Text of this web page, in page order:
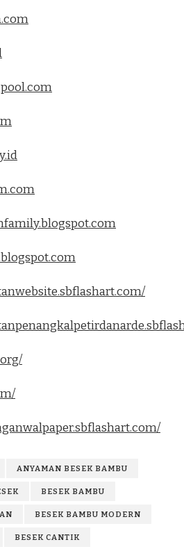
ANYAMAN BESEK BAMBU
BESEK BAMBU
BESEK BAMBU MODERN
BESEK CANTIK